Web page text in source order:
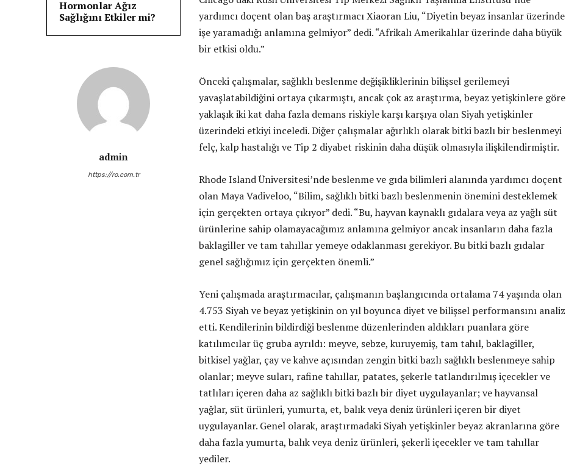
Hormonlar Ağız
Sağlığını Etkiler mi?
admin
https://ro.com.tr
yardımcı doçent olan baş araştırmacı Xiaoran Liu, “Diyetin beyaz insanlar üzerinde
işe yaramadığı anlamına gelmiyor” dedi. “Afrikalı Amerikalılar üzerinde daha büyük
bir etkisi oldu.”
Önceki çalışmalar, sağlıklı beslenme değişikliklerinin bilişsel gerilemeyi
yavaşlatabildiğini ortaya çıkarmıştı, ancak çok az araştırma, beyaz yetişkinlere göre
yaklaşık iki kat daha fazla demans riskiyle karşı karşıya olan Siyah yetişkinler
üzerindeki etkiyi inceledi. Diğer çalışmalar ağırlıklı olarak bitki bazlı bir beslenmeyi
felç, kalp hastalığı ve Tip 2 diyabet riskinin daha düşük olmasıyla ilişkilendirmiştir.
Rhode Island Üniversitesi’nde beslenme ve gıda bilimleri alanında yardımcı doçent
olan Maya Vadiveloo, “Bilim, sağlıklı bitki bazlı beslenmenin önemini desteklemek
için gerçekten ortaya çıkıyor” dedi. “Bu, hayvan kaynaklı gıdalara veya az yağlı süt
ürünlerine sahip olamayacağımız anlamına gelmiyor ancak insanların daha fazla
baklagiller ve tam tahıllar yemeye odaklanması gerekiyor. Bu bitki bazlı gıdalar
genel sağlığımız için gerçekten önemli.”
Yeni çalışmada araştırmacılar, çalışmanın başlangıcında ortalama 74 yaşında olan
4.753 Siyah ve beyaz yetişkinin on yıl boyunca diyet ve bilişsel performansını analiz
etti. Kendilerinin bildirdiği beslenme düzenlerinden aldıkları puanlara göre
katılımcılar üç gruba ayrıldı: meyve, sebze, kuruyemiş, tam tahıl, baklagiller,
bitkisel yağlar, çay ve kahve açısından zengin bitki bazlı sağlıklı beslenmeye sahip
olanlar; meyve suları, rafine tahıllar, patates, şekerle tatlandırılmış içecekler ve
tatlıları içeren daha az sağlıklı bitki bazlı bir diyet uygulayanlar; ve hayvansal
yağlar, süt ürünleri, yumurta, et, balık veya deniz ürünleri içeren bir diyet
uygulayanlar. Genel olarak, araştırmadaki Siyah yetişkinler beyaz akranlarına göre
daha fazla yumurta, balık veya deniz ürünleri, şekerli içecekler ve tam tahıllar
yediler.